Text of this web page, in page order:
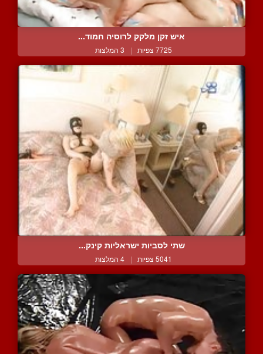
איש זקן מלקק לרוסיה חמוד...
7725 צפיות | 3 המלצות
שתי לסביות ישראליות קינק...
5041 צפיות | 4 המלצות